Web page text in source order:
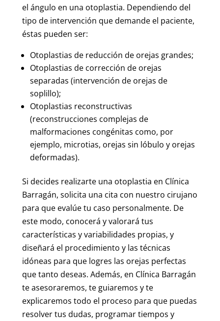
el ángulo en una otoplastia. Dependiendo del
tipo de intervención que demande el paciente,
éstas pueden ser:
Otoplastias de reducción de orejas grandes;
Otoplastias de corrección de orejas
separadas (intervención de orejas de
soplillo);
Otoplastias reconstructivas
(reconstrucciones complejas de
malformaciones congénitas como, por
ejemplo, microtias, orejas sin lóbulo y orejas
deformadas).
Si decides realizarte una otoplastia en Clínica
Barragán, solicita una cita con nuestro cirujano
para que evalúe tu caso personalmente. De
este modo, conocerá y valorará tus
características y variabilidades propias, y
diseñará el procedimiento y las técnicas
idóneas para que logres las orejas perfectas
que tanto deseas. Además, en Clínica Barragán
te asesoraremos, te guiaremos y te
explicaremos todo el proceso para que puedas
resolver tus dudas, programar tiempos y